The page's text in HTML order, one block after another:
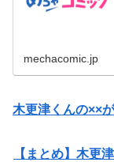
mechacomic.jp
木更津くんの××
【まとめ】木更